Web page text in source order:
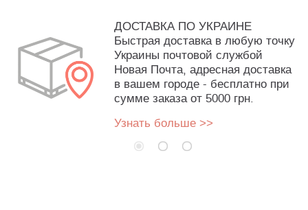
ДОСТАВКА ПО УКРАИНЕ
Быстрая доставка в любую точку
Украины почтовой службой
Новая Почта, адресная доставка
в вашем городе - бесплатно при
сумме заказа от 5000 грн.
Узнать больше >>